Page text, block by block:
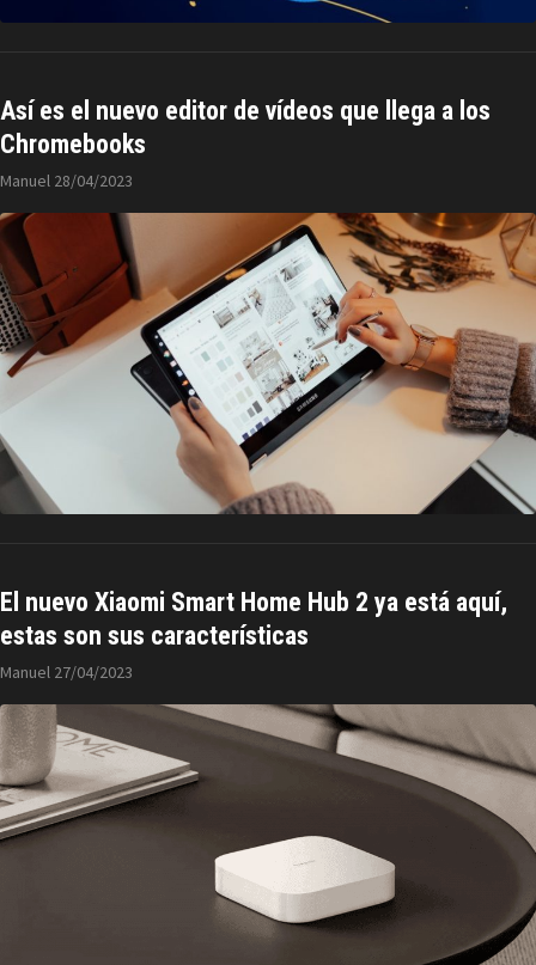
Así es el nuevo editor de vídeos que llega a los
Chromebooks
Manuel 28/04/2023
El nuevo Xiaomi Smart Home Hub 2 ya está aquí,
estas son sus características
Manuel 27/04/2023